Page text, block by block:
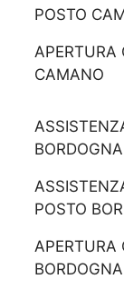
POSTO
APERTURA
CAMANO
BORDOGNA
POSTO
APERTURA
BORDOGNA